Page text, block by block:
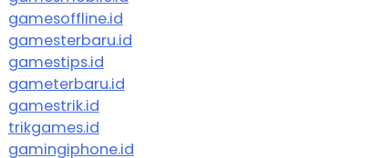
gamesoffline.id
gamesterbaru.id
gamestips.id
gameterbaru.id
gamestrik.id
trikgames.id
gamingiphone.id